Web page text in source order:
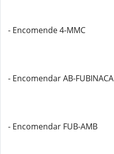
- Encomende 4-MMC
- Encomendar AB-FUBINACA
- Encomendar FUB-AMB